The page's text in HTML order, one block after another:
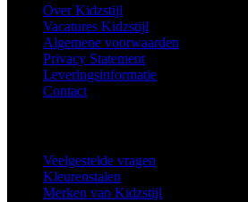
Over Kidzstijl
Vacatures Kidzstijl
Algemene voorwaarden
Privacy Statement
Leveringsinformatie
Contact
Veelgestelde vragen
Kleurenstalen
Merken van Kidzstijl